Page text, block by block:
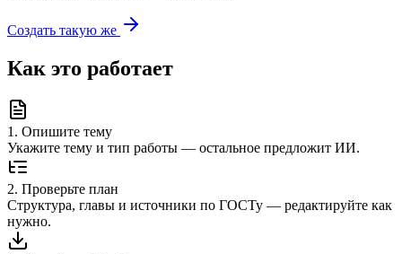
Создать такую же
Как это работает
1 . Опишите тему
Укажите тему и тип работы — остальное предложит ИИ.
2. Проверьте план
Структура, главы и источники по ГОСТу — редактируйте как
нужно.